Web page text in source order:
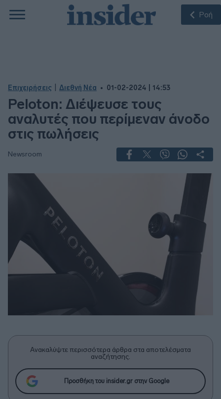
Ροή
Επιχειρήσεις Διεθνή Νέα 01-02-2024 | 14:53
Peloton: Διέψευσε τους
αναλυτές που περίμεναν άνοδο
στις πωλήσεις
Newsroom
Ανακαλύψτε περισσότερα άρθρα στα αποτελέσματα
αναζήτησης.
Προσθήκη του insider.gr στην Google